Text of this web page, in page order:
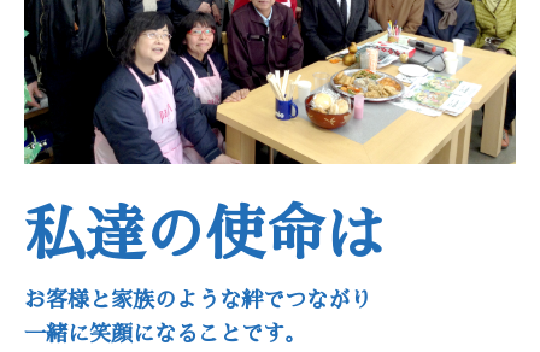
私達の使命は
お客様と家族のような絆でつながり
一緒に笑顔になることです。